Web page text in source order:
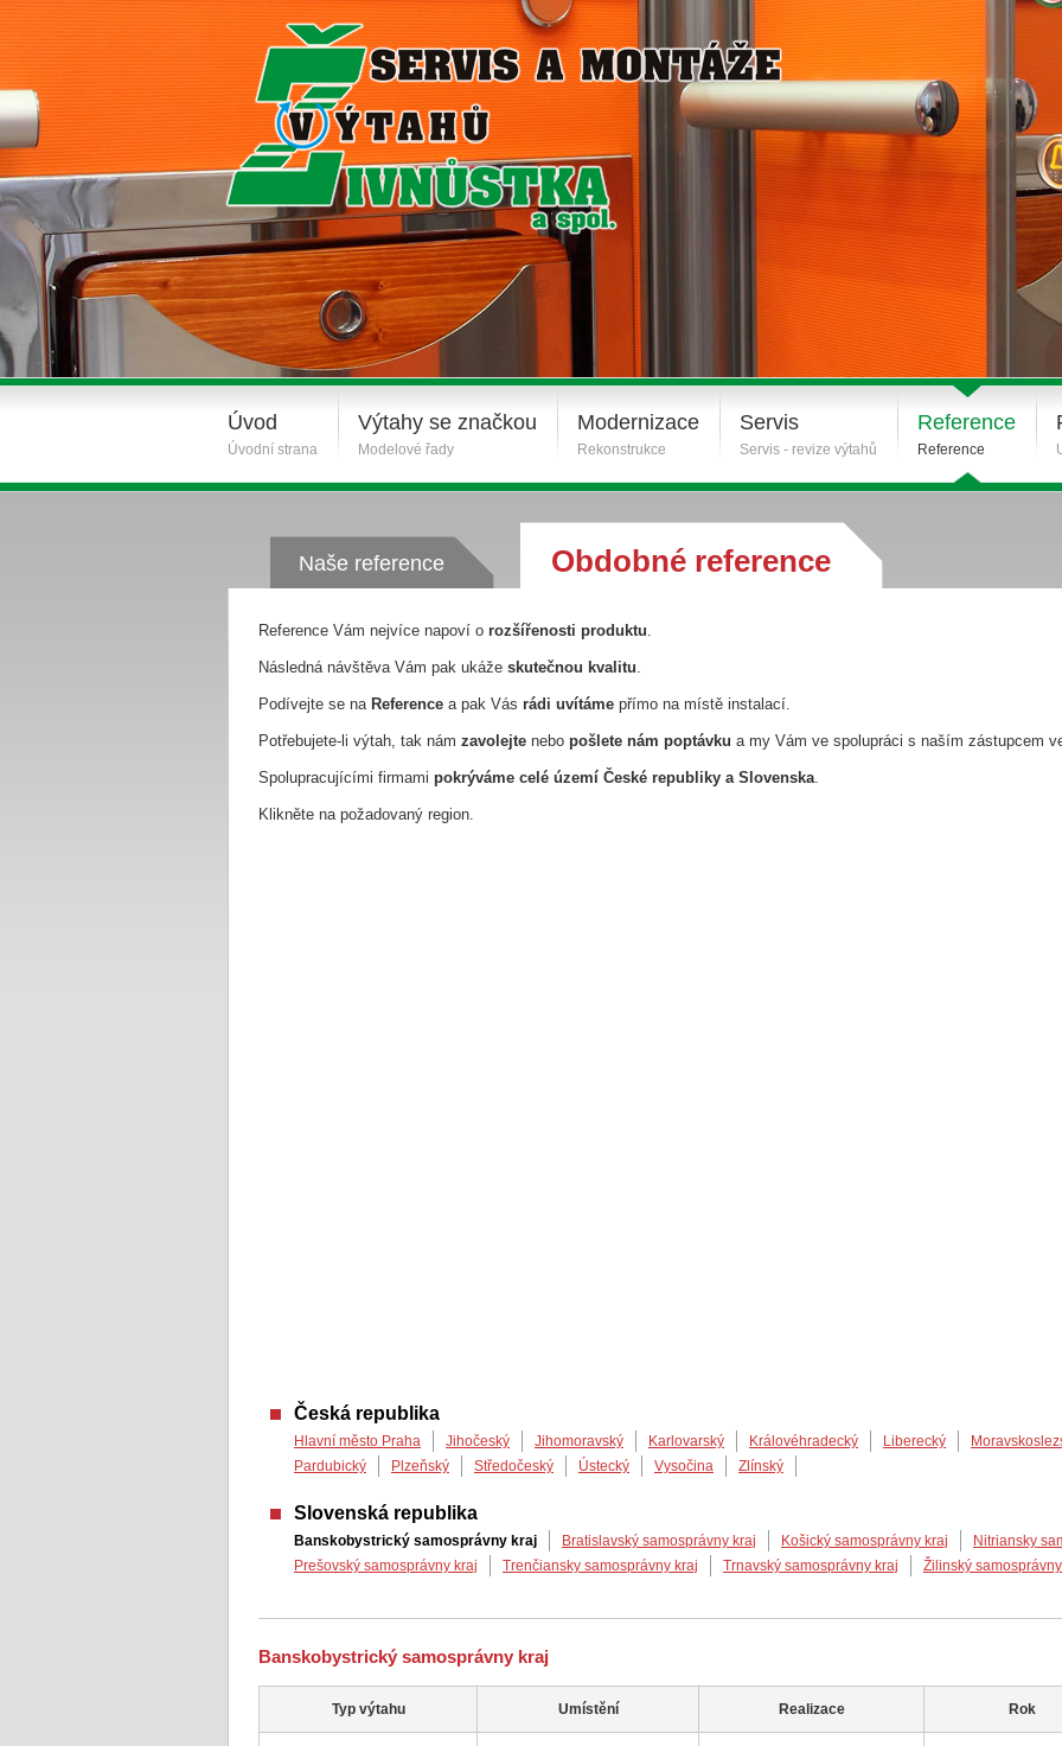
Úvod
Úvodní strana
Výtahy se značkou
Modelové řady
Modernizace
Rekonstrukce
Servis
Servis - revize výtahů
Reference
Reference
Naše reference Obdobné reference
Reference Vám nejvíce napoví o rozšířenosti produktu.
Následná návštěva Vám pak ukáže skutečnou kvalitu.
Podívejte se na Reference a pak Vás rádi uvítáme přímo na místě instalací.
Potřebujete-li výtah, tak nám zavolejte nebo pošlete nám poptávku a my Vám ve spolupráci s naším zástupcem
Spolupracujícími firmami pokrýváme celé území České republiky a Slovenska.
Klikněte na požadovaný region.
Česká republika
Hlavní město Praha Jihočeský Jihomoravský Karlovarský Královéhradecký Liberecký
Pardubický
Plzeňský Středočeský Ústecký Vysočina Zlínský
Slovenská republika
Banskobystrický samosprávny kraj Bratislavský samosprávny kraj Košický samosprávny kraj
Nitriansky
Prešovský samosprávny kraj
Trenčiansky samosprávny kraj Trnavský samosprávny kraj Žilinský
Banskobystrický samosprávny kraj
Typ výtahu Umístění Realizace Rok